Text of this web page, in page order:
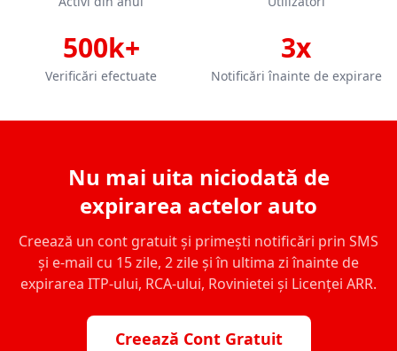
500k+
Verificări efectuate
3x
Notificări înainte de expirare
Nu mai uita niciodată de
expirarea actelor auto
Creează un cont gratuit și primești notificări prin SMS
și e-mail cu 15 zile, 2 zile și în ultima zi înainte de
expirarea ITP-ului, RCA-ului, Rovinietei și Licenței ARR.
Creează Cont Gratuit